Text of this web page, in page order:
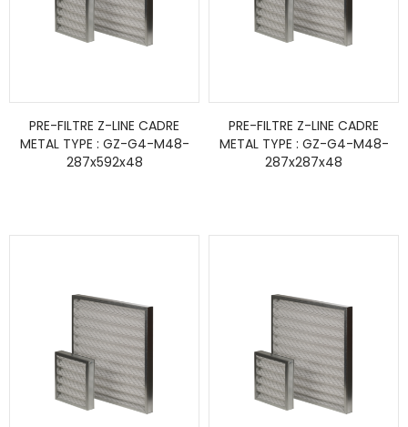
PRE-FILTRE Z-LINE CADRE
METAL TYPE : GZ-G4-M48-
287x592x48
PRE-FILTRE Z-LINE CADRE
METAL TYPE : GZ-G4-M48-
287x287x48